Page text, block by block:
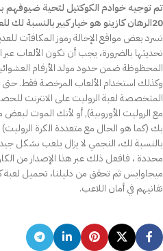
تم توجيه خوادم الكوكتيل لتحية ضيوفهم
20الرهان كازينو هو خيار كبير بالنسبة لك للعب فتحات مع المال الحقيقي.
تسرد بعض مواقع الإحالة رموز المكافآت
تحديثها بالضرورة، يجب أن تكون الألعاب عبر
المحظوظة ضمن حدود مولد الأرقام
وكذلك استخدام الألعاب المرخصة فقط. حتى
المتخصصة لعبة الروليت على الانترنت
مع الروليت الأوروبية), أو لأنك الموت لبعض
بك (كما هو الحال مع متعددة الكرة
محددة ، فافعل ذلك عبر هذا الإصدار من
ميجاوايس ثم تحقق من دليلنا، تحميل
تفانيهم في أمان اللاعب.